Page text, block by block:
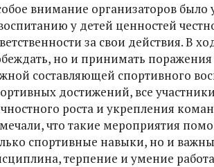
внимание организаторов
у детей ценностей
за свои действия. В
но и принимать поражения
составляющей спортивного
достижений, все
роста и укрепления
что такие мероприятия
спортивные навыки, но и
терпение и умение